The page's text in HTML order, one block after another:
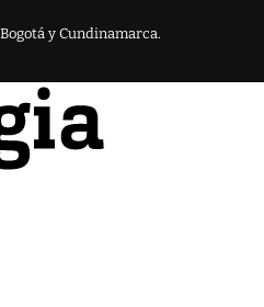
y Cundinamarca.